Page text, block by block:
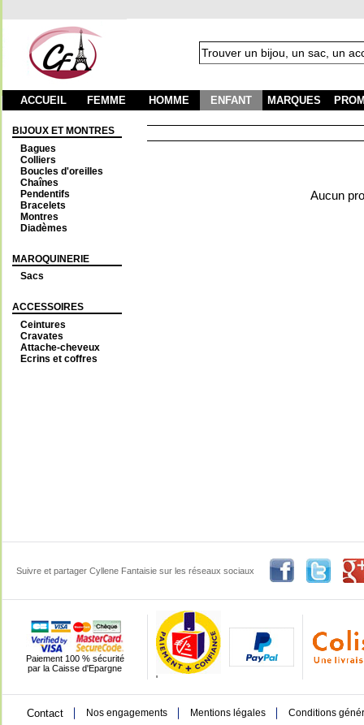
ACCUEIL FEMME HOMME ENFANT MARQUES
BIJOUX ET MONTRES
Bagues
Colliers
Boucles d'oreilles
Chaînes
Pendentifs
Bracelets
Montres
Diadèmes
MAROQUINERIE
Sacs
ACCESSOIRES
Ceintures
Cravates
Attache-cheveux
Ecrins et coffres
Aucun
Suivre et partager Cyllene Fantaisie sur les réseaux sociaux
Paiement 100 % sécurité
par la Caisse d'Epargne
'
Contact Nos engagements Mentions légales Conditions